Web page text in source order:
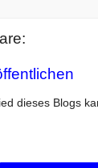
dieses Blogs